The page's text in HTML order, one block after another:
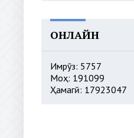
ОНЛАЙН
Имрӯз: 5757
Моҳ: 191099
Ҳамагӣ: 17923047